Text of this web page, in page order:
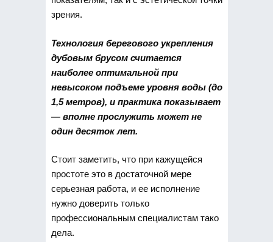
зрения.
Технология берегового укрепления
дубовым брусом считается
наиболее оптимальной при
невысоком подъеме уровня воды (до
1,5 метров), и практика показывает
— вполне прослужить может не
один десяток лет.
Стоит заметить, что при кажущейся
простоте это в достаточной мере
серьезная работа, и ее исполнение
нужно доверить только
профессиональным специалистам тако
дела.